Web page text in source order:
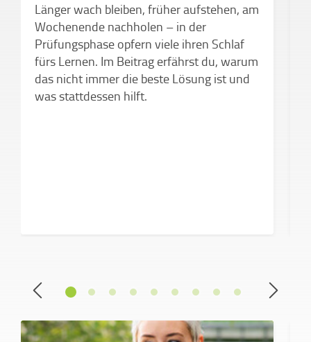
Länger wach bleiben, früher aufstehen, am
Wochenende nachholen – in der
Prüfungsphase opfern viele ihren Schlaf
fürs Lernen. Im Beitrag erfährst du, warum
das nicht immer die beste Lösung ist und
was stattdessen hilft.